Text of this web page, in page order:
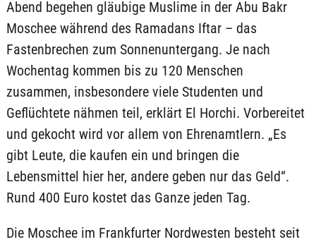
Abend begehen gläubige Muslime in der Abu Bakr
Moschee während des Ramadans Iftar – das
Fastenbrechen zum Sonnenuntergang. Je nach
Wochentag kommen bis zu 120 Menschen
zusammen, insbesondere viele Studenten und
Geflüchtete nähmen teil, erklärt El Horchi. Vorbereitet
und gekocht wird vor allem von Ehrenamtlern. „Es
gibt Leute, die kaufen ein und bringen die
Lebensmittel hier her, andere geben nur das Geld“.
Rund 400 Euro kostet das Ganze jeden Tag.
Die Moschee im Frankfurter Nordwesten besteht seit